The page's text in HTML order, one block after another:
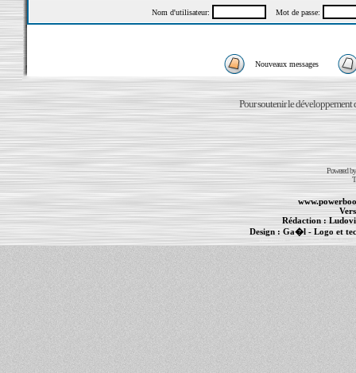
Nom d'utilisateur: Mot de passe:
Nouveaux messages
Pour soutenir le développement
Powered
Rédaction :
Design : Ga�l- Logo et